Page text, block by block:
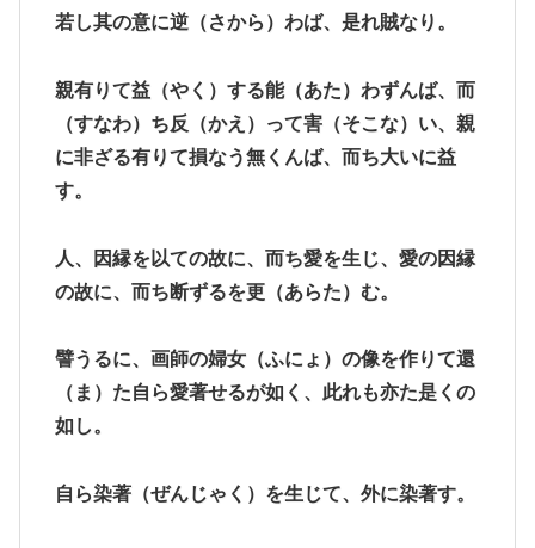
若し其の意に逆（さから）わば、是れ賊なり。
親有りて益（やく）する能（あた）わずんば、而
（すなわ）ち反（かえ）って害（そこな）い、親
に非ざる有りて損なう無くんば、而ち大いに益
す。
人、因縁を以ての故に、而ち愛を生じ、愛の因縁
の故に、而ち断ずるを更（あらた）む。
譬うるに、画師の婦女（ふにょ）の像を作りて還
（ま）た自ら愛著せるが如く、此れも亦た是くの
如し。
自ら染著（ぜんじゃく）を生じて、外に染著す。